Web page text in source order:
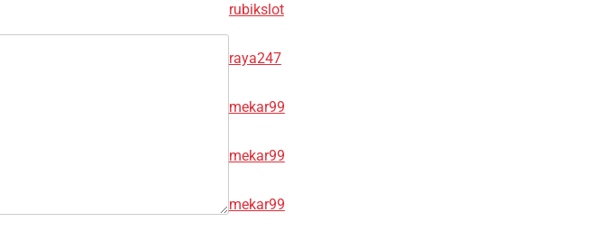
rubikslot
raya247
mekar99
mekar99
mekar99